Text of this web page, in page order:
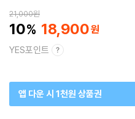
21,000원
10 18,900
YES포인트
앱 다운 시 1천원 상품권